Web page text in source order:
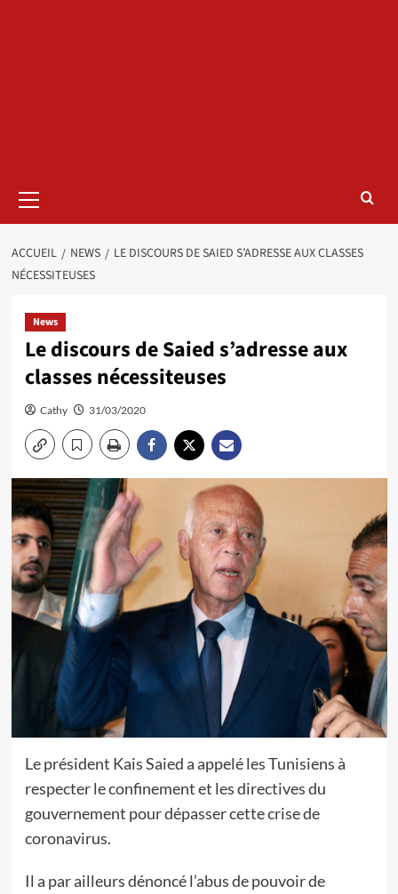
principal
ACCUEIL NEWS
LE DISCOURS DE SAIED S’ADRESSE AUX CLASSES
NÉCESSITEUSES
News
Le discours de Saied s’adresse aux
classes nécessiteuses
Cathy 31/03/2020
Le président Kais Saied a appelé les Tunisiens à
respecter le confinement et les directives du
gouvernement pour dépasser cette crise de
coronavirus.
Il a par ailleurs dénoncé l’abus de pouvoir de